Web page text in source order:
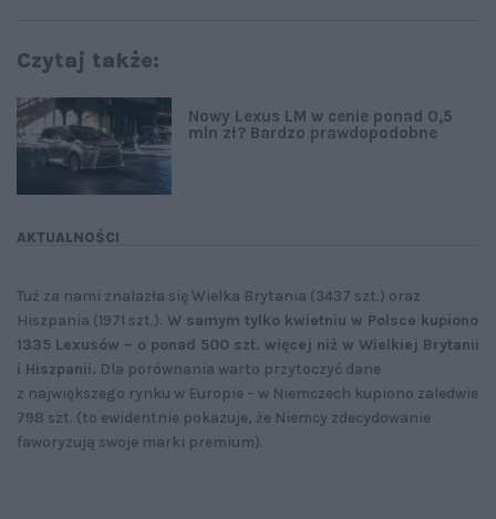
Czytaj także:
AKTUALNOŚCI
Nowy Lexus LM w cenie ponad 0,5
mln zł? Bardzo prawdopodobne
Tuż za nami znalazła się Wielka Brytania (3437 szt.) oraz
Hiszpania (1971 szt.). W samym tylko kwietniu w Polsce kupiono
1335 Lexusów – o ponad 500 szt. więcej niż w Wielkiej Brytanii
i Hiszpanii. Dla porównania warto przytoczyć dane
z największego rynku w Europie – w Niemczech kupiono zaledwie
798 szt. (to ewidentnie pokazuje, że Niemcy zdecydowanie
faworyzują swoje marki premium).